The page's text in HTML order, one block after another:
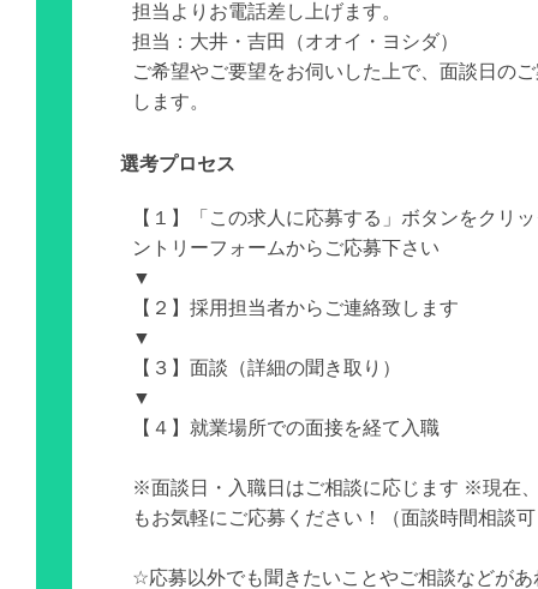
担当よりお電話差し上げます。
担当：大井・吉田（オオイ・ヨシダ）
ご希望やご要望をお伺いした上で、面談日の
します。
選考プロセス
【１】「この求人に応募する」ボタンをクリ
ントリーフォームからご応募下さい
▼
【２】採用担当者からご連絡致します
▼
【３】面談（詳細の聞き取り）
▼
【４】就業場所での面接を経て入職
※面談日・入職日はご相談に応じます ※現在
もお気軽にご応募ください！（面談時間相談
☆応募以外でも聞きたいことやご相談などがあ